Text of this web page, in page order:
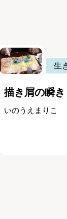
生
描き屑の瞬き
いのうえまりこ